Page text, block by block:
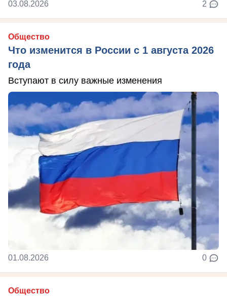
03.08.2026 2
Общество
Что изменится в России с 1 августа 2026
года
Вступают в силу важные изменения
01.08.2026 0
Общество